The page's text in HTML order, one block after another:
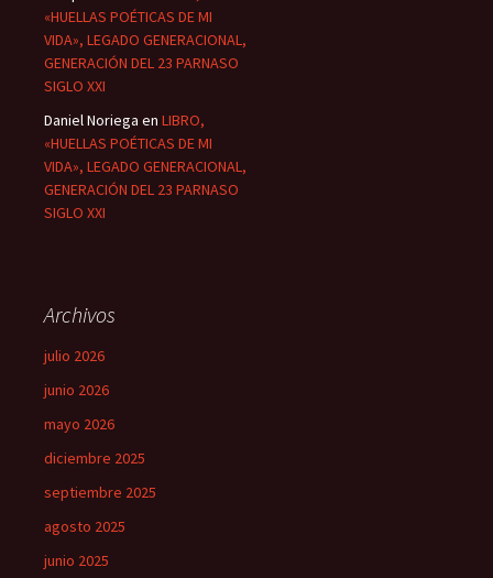
«HUELLAS POÉTICAS DE MI
VIDA», LEGADO GENERACIONAL,
GENERACIÓN DEL 23 PARNASO
SIGLO XXI
Daniel Noriega en LIBRO,
«HUELLAS POÉTICAS DE MI
VIDA», LEGADO GENERACIONAL,
GENERACIÓN DEL 23 PARNASO
SIGLO XXI
Archivos
julio 2026
junio 2026
mayo 2026
diciembre 2025
septiembre 2025
agosto 2025
junio 2025